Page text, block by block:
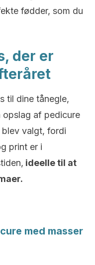
fødder, som du
der er
til dine tånegle,
opslag af pedicure
blev valgt, fordi
print er i
ideelle til at
med masser